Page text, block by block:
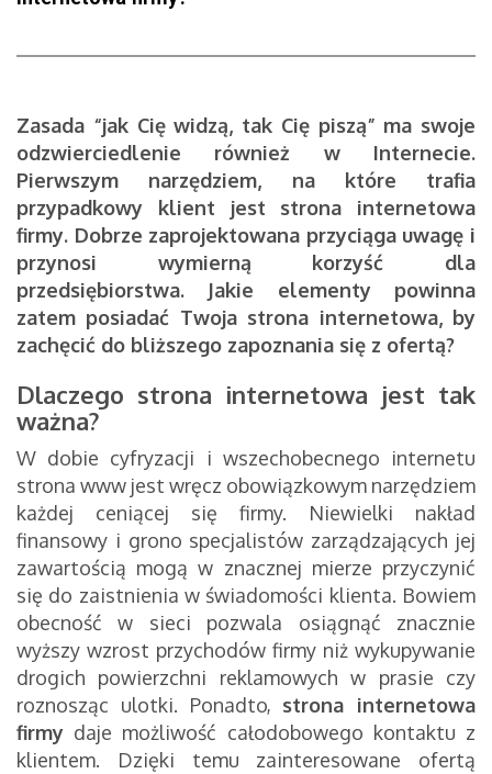
Zasada “jak Cię widzą, tak Cię piszą” ma swoje
odzwierciedlenie również w Internecie.
Pierwszym narzędziem, na które trafia
przypadkowy klient jest strona internetowa
firmy. Dobrze zaprojektowana przyciąga uwagę i
przynosi wymierną korzyść dla
przedsiębiorstwa. Jakie elementy powinna
zatem posiadać Twoja strona internetowa, by
zachęcić do bliższego zapoznania się z ofertą?
Dlaczego strona internetowa jest tak
ważna?
W dobie cyfryzacji i wszechobecnego internetu
strona www jest wręcz obowiązkowym narzędziem
każdej ceniącej się firmy. Niewielki nakład
finansowy i grono specjalistów zarządzających jej
zawartością mogą w znacznej mierze przyczynić
się do zaistnienia w świadomości klienta. Bowiem
obecność w sieci pozwala osiągnąć znacznie
wyższy wzrost przychodów firmy niż wykupywanie
drogich powierzchni reklamowych w prasie czy
roznosząc ulotki. Ponadto, strona internetowa
firmy daje możliwość całodobowego kontaktu z
klientem. Dzięki temu zainteresowane ofertą